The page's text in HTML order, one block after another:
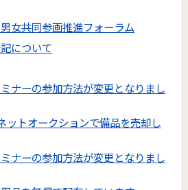
女共同参画推進フォーラム
について
ナーの参加方法が変更となりまし
ットオークションで備品を売却し
ナーの参加方法が変更となりまし